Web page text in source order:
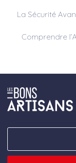
La Sécurité
Comprendre